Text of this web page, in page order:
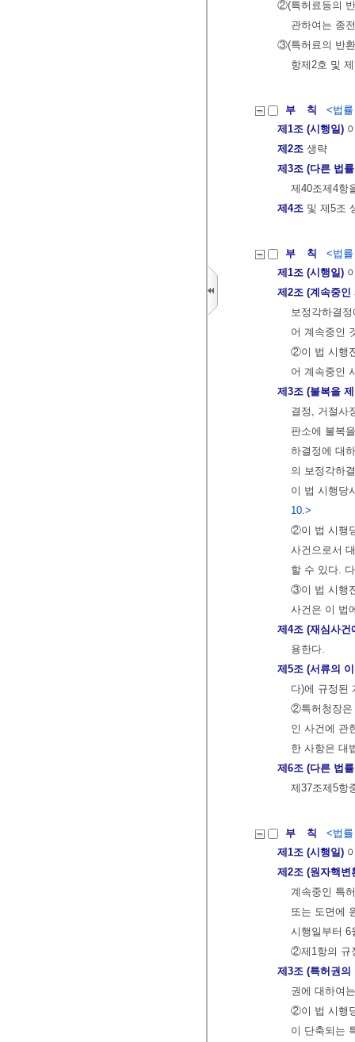
②(특허료등의
관하여는 종
③(특허료의 반
항제2호 및
부 칙
<법
제1조 (시행일)
제2조 생략
제3조 (다른 법
제40조제4항
제4조 및 제5조
부 칙
<법
제1조 (시행일)
제2조 (계속중인
보정각하결
어 계속중인
②이 법 시행
어 계속중인
제3조 (불복을
결정, 거절사
판소에 불복
하결정에 대
의 보정각하
이 법 시행당
10.>
②이 법 시행
사건으로서
할 수 있다.
③이 법 시행
사건은 이 법
제4조 (재심사건
용한다.
제5조 (서류의
다)에 규정된
②특허청장은
인 사건에 관
한 사항은 대
제6조 (다른 법
제37조제5항
부 칙
<법
제1조 (시행일)
제2조 (원자핵
계속중인 특
또는 도면에
시행일부터 6
②제1항의 규
제3조 (특허권의
권에 대하여
②이 법 시행
이 단축되는